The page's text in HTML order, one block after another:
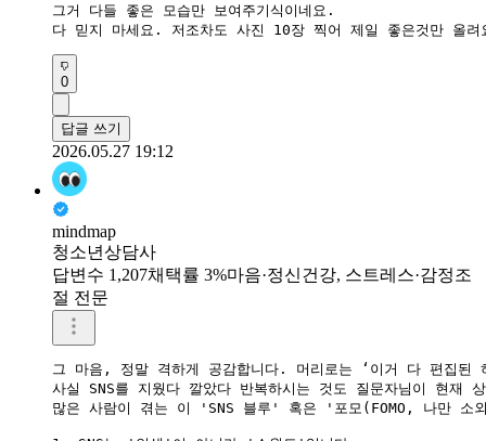
그거 다들 좋은 모습만 보여주기식이네요.
다 믿지 마세요. 저조차도 사진 10장 찍어 제일 좋은것만 올
0
답글 쓰기
2026.05.27 19:12
mindmap
청소년상담사
답변수 1,207채택률 3%마음·정신건강, 스트레스·감정조
절 전문
그 마음, 정말 격하게 공감합니다. 머리로는 ‘이거 다 편집된
사실 SNS를 지웠다 깔았다 반복하시는 것도 질문자님이 현재
많은 사람이 겪는 이 'SNS 블루' 혹은 '포모(FOMO, 나만 소